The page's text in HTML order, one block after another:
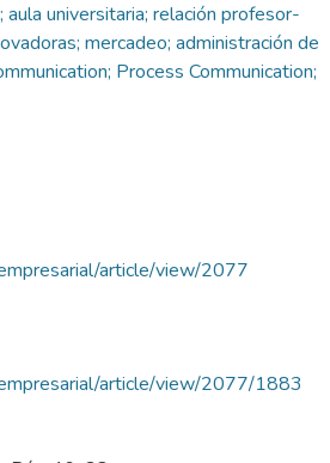
aula universitaria; relación profesor-
mercadeo; administración de
Process Communication;
article/view/2077
article/view/2077/1883